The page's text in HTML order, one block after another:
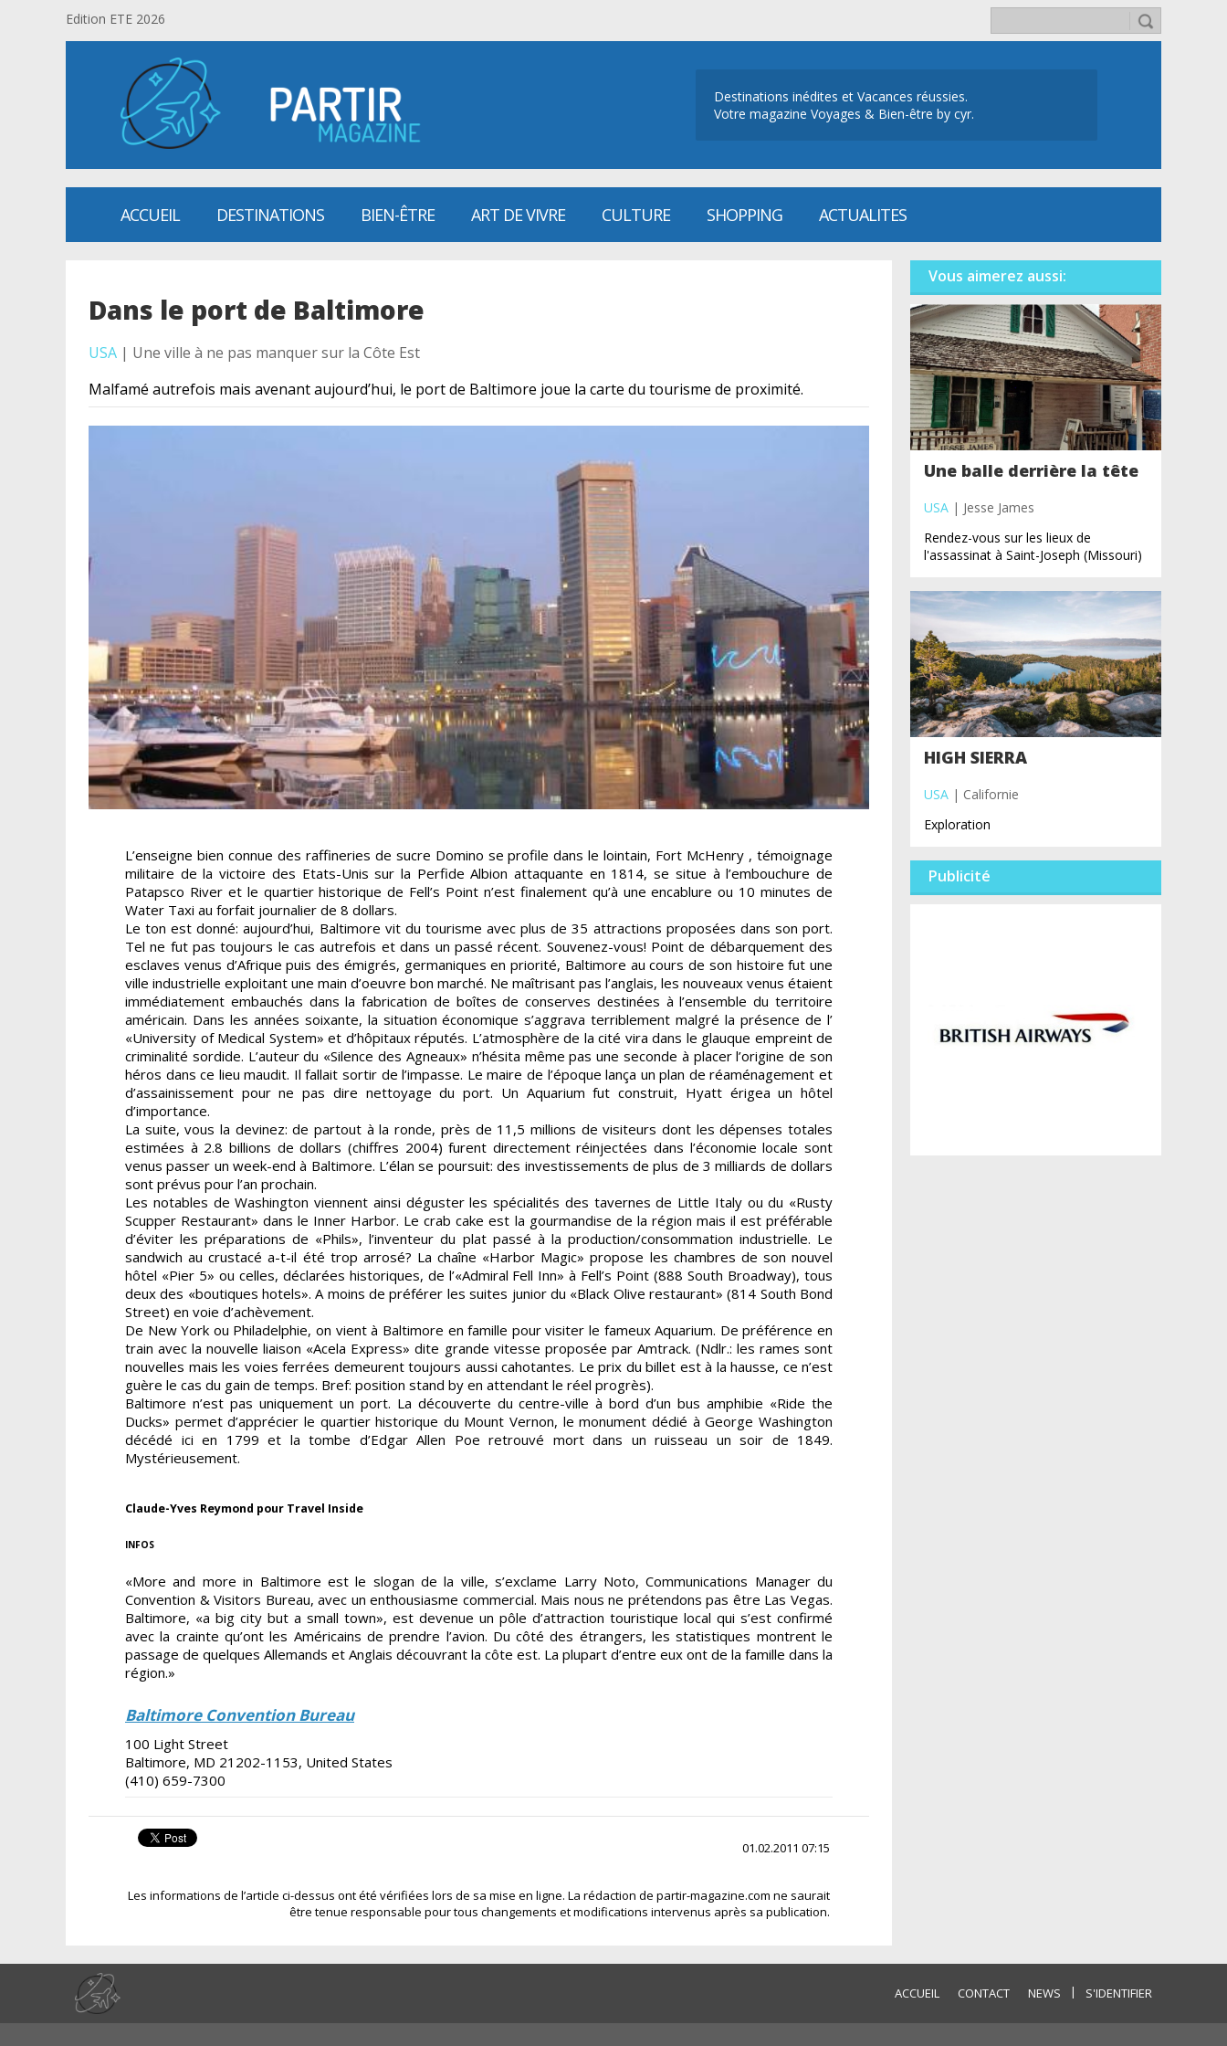
Edition ETE 2026
Destinations inédites et Vacances réussies.
Votre magazine Voyages & Bien-être by cyr.
ACCUEIL DESTINATIONS BIEN-ÊTRE ART DE VIVRE CULTURE SHOPPING ACTUALITES
Dans le port de Baltimore
USA | Une ville à ne pas manquer sur la Côte Est
Malfamé autrefois mais avenant aujourd’hui, le port de Baltimore joue la carte du tourisme de proximité.
L’enseigne bien connue des raffineries de sucre Domino se profile dans le lointain, Fort McHenry , témoignage
militaire de la victoire des Etats-Unis sur la Perfide Albion attaquante en 1814, se situe à l’embouchure de
Patapsco River et le quartier historique de Fell’s Point n’est finalement qu’à une encablure ou 10 minutes de
Water Taxi au forfait journalier de 8 dollars.
Le ton est donné: aujourd’hui, Baltimore vit du tourisme avec plus de 35 attractions proposées dans son port.
Tel ne fut pas toujours le cas autrefois et dans un passé récent. Souvenez-vous! Point de débarquement des
esclaves venus d’Afrique puis des émigrés, germaniques en priorité, Baltimore au cours de son histoire fut une
ville industrielle exploitant une main d’oeuvre bon marché. Ne maîtrisant pas l’anglais, les nouveaux venus étaient
immédiatement embauchés dans la fabrication de boîtes de conserves destinées à l’ensemble du territoire
américain. Dans les années soixante, la situation économique s’aggrava terriblement malgré la présence de l’
«University of Medical System» et d’hôpitaux réputés. L’atmosphère de la cité vira dans le glauque empreint de
criminalité sordide. L’auteur du «Silence des Agneaux» n’hésita même pas une seconde à placer l’origine de son
héros dans ce lieu maudit. Il fallait sortir de l’impasse. Le maire de l’époque lança un plan de réaménagement et
d’assainissement pour ne pas dire nettoyage du port. Un Aquarium fut construit, Hyatt érigea un hôtel
d’importance.
La suite, vous la devinez: de partout à la ronde, près de 11,5 millions de visiteurs dont les dépenses totales
estimées à 2.8 billions de dollars (chiffres 2004) furent directement réinjectées dans l’économie locale sont
venus passer un week-end à Baltimore. L’élan se poursuit: des investissements de plus de 3 milliards de dollars
sont prévus pour l’an prochain.
Les notables de Washington viennent ainsi déguster les spécialités des tavernes de Little Italy ou du «Rusty
Scupper Restaurant» dans le Inner Harbor. Le crab cake est la gourmandise de la région mais il est préférable
d’éviter les préparations de «Phils», l’inventeur du plat passé à la production/consommation industrielle. Le
sandwich au crustacé a-t-il été trop arrosé? La chaîne «Harbor Magic» propose les chambres de son nouvel
hôtel «Pier 5» ou celles, déclarées historiques, de l’«Admiral Fell Inn» à Fell’s Point (888 South Broadway), tous
deux des «boutiques hotels». A moins de préférer les suites junior du «Black Olive restaurant» (814 South Bond
Street) en voie d’achèvement.
De New York ou Philadelphie, on vient à Baltimore en famille pour visiter le fameux Aquarium. De préférence en
train avec la nouvelle liaison «Acela Express» dite grande vitesse proposée par Amtrack. (Ndlr.: les rames sont
nouvelles mais les voies ferrées demeurent toujours aussi cahotantes. Le prix du billet est à la hausse, ce n’est
guère le cas du gain de temps. Bref: position stand by en attendant le réel progrès).
Baltimore n’est pas uniquement un port. La découverte du centre-ville à bord d’un bus amphibie «Ride the
Ducks» permet d’apprécier le quartier historique du Mount Vernon, le monument dédié à George Washington
décédé ici en 1799 et la tombe d’Edgar Allen Poe retrouvé mort dans un ruisseau un soir de 1849.
Mystérieusement.
Claude-Yves Reymond pour Travel Inside
INFOS
«More and more in Baltimore est le slogan de la ville, s’exclame Larry Noto, Communications Manager du
Convention & Visitors Bureau, avec un enthousiasme commercial. Mais nous ne prétendons pas être Las Vegas.
Baltimore, «a big city but a small town», est devenue un pôle d’attraction touristique local qui s’est confirmé
avec la crainte qu’ont les Américains de prendre l’avion. Du côté des étrangers, les statistiques montrent le
passage de quelques Allemands et Anglais découvrant la côte est. La plupart d’entre eux ont de la famille dans la
région.»
Baltimore Convention Bureau
100 Light Street
Baltimore, MD 21202-1153, United States
(410) 659-7300
01.02.2011 07:15
Les informations de l’article ci-dessus ont été vérifiées lors de sa mise en ligne. La rédaction de partir-magazine.com ne saurait
être tenue responsable pour tous changements et modifications intervenus après sa publication.
Vous aimerez aussi:
Une balle derrière la tête
USA | Jesse James
Rendez-vous sur les lieux de
l'assassinat à Saint-Joseph (Missouri)
HIGH SIERRA
USA | Californie
Exploration
Publicité
ACCUEIL CONTACT NEWS | S'IDENTIFIER